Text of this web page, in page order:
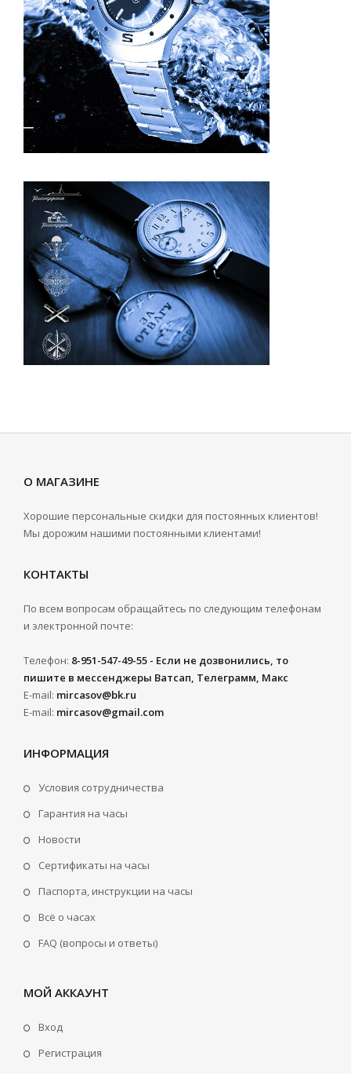
О МАГАЗИНЕ
Хорошие персональные скидки для постоянных клиентов!
Мы дорожим нашими постоянными клиентами!
КОНТАКТЫ
По всем вопросам обращайтесь по следующим телефонам
и электронной почте:
Телефон: 8-951-547-49-55 - Если не дозвонились, то
пишите в мессенджеры Ватсап, Телеграмм, Макс
E-mail: mircasov@bk.ru
E-mail: mircasov@gmail.com
ИНФОРМАЦИЯ
Условия сотрудничества
Гарантия на часы
Новости
Сертификаты на часы
Паспорта, инструкции на часы
Всё о часах
FAQ (вопросы и ответы)
МОЙ АККАУНТ
Вход
Регистрация